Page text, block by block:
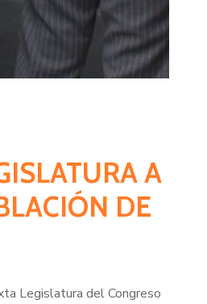
A
DE
Legislatura del Congreso